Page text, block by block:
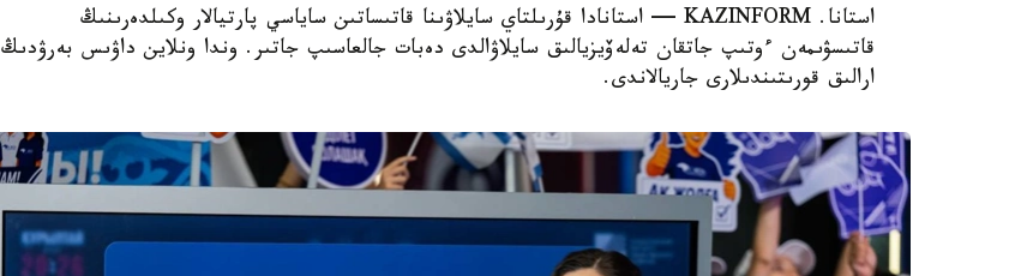
استانا. KAZINFORM — استانادا قۇرىلتاي سايلاۋىنا قاتىساتىن ساياسي پارتيالار وكىلدەرىنىڭ
قاتىسۋىمەن ءوتىپ جاتقان تەلەۆيزيالىق سايلاۋالدى دەبات جالعاسىپ جاتىر. وندا ونلاين داۋىس بەرۋدىڭ
ارالىق قورىتىندىلارى جاريالاندى.